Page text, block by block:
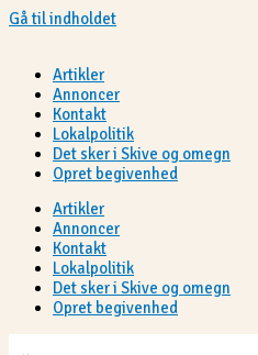
Gå til indholdet
Artikler
Annoncer
Kontakt
Lokalpolitik
Det sker i Skive og omegn
Opret begivenhed
Artikler
Annoncer
Kontakt
Lokalpolitik
Det sker i Skive og omegn
Opret begivenhed